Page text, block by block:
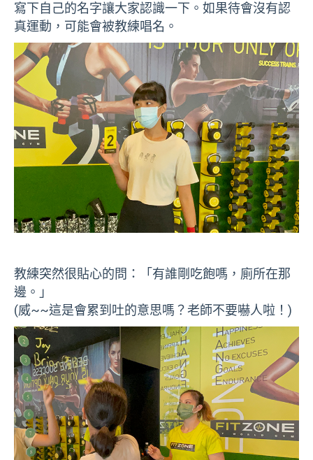
寫下自己的名字讓大家認識一下。如果待會沒有認
真運動，可能會被教練唱名。
教練突然很貼心的問：「有誰剛吃飽嗎，廁所在那
邊。」
(威~~這是會累到吐的意思嗎？老師不要嚇人啦！)